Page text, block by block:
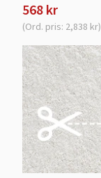
568 kr
(Ord. pris: 2,838 kr)